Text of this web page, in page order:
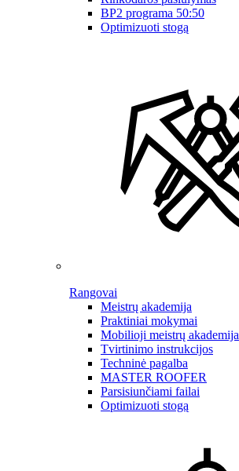
BP2 programa 50:50
Optimizuoti stogą
Rangovai
Meistrų akademija
Praktiniai mokymai
Mobilioji meistrų akademija
Tvirtinimo instrukcijos
Techninė pagalba
MASTER ROOFER
Parsisiunčiami failai
Optimizuoti stogą